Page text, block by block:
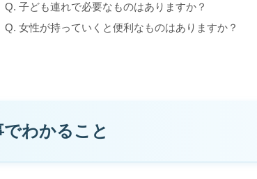
Q. 子ども連れで必要なものはありますか？
Q. 女性が持っていくと便利なものはありますか？
わかること